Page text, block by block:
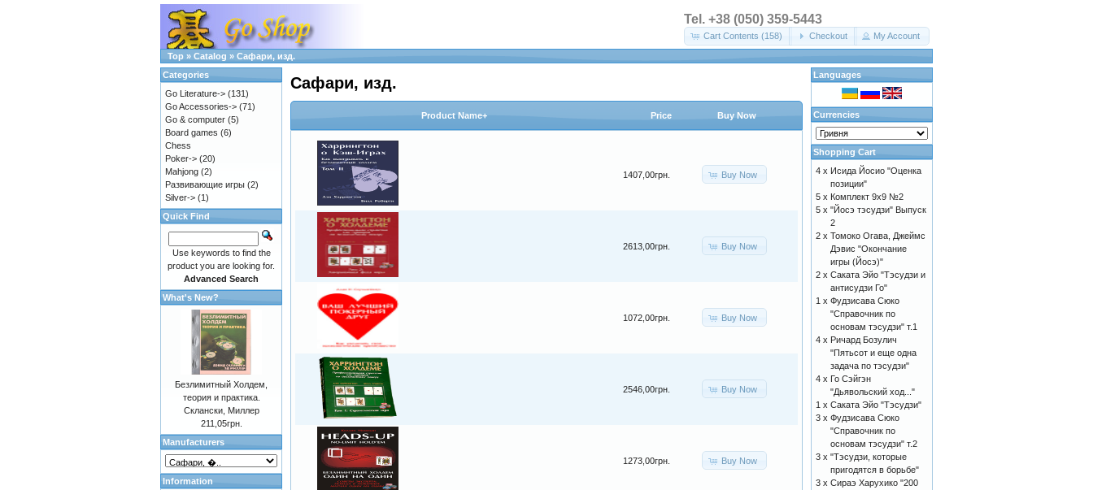
Tel. +38 (050) 359-5443
Cart Contents (158) Checkout My Account
Top » Catalog » Сафари, изд.
Сафари, изд.
Product Name+ Price Buy Now
1407,00грн. Buy Now
2613,00грн. Buy Now
1072,00грн. Buy Now
2546,00грн. Buy Now
1273,00грн. Buy Now
Categories
Go Literature-> (131)
Go Accessories-> (71)
Go & computer (5)
Board games (6)
Chess
Poker-> (20)
Mahjong (2)
Развивающие игры (2)
Silver-> (1)
Quick Find
Use keywords to find the
product you are looking for.
Advanced Search
What's New?
Безлимитный Холдем,
теория и практика.
Склански, Миллер
211,05грн.
Manufacturers
Information
Languages
Currencies
Shopping Cart
4 x Исида Йосио "Оценка
позиции"
5 x Комплект 9х9 №2
5 x "Йосэ тэсудзи" Выпуск
2
2 x Томоко Огава, Джеймс
Дэвис "Окончание
игры (Йосэ)"
2 x Саката Эйо "Тэсудзи и
антисудзи Го"
1 x Фудзисава Сюко
"Справочник по
основам тэсудзи" т.1
4 x Ричард Бозулич
"Пятьсот и еще одна
задача по тэсудзи"
4 x Го Сэйгэн
"Дьявольский ход..."
1 x Саката Эйо "Тэсудзи"
3 x Фудзисава Сюко
"Справочник по
основам тэсудзи" т.2
3 x "Тэсудзи, которые
пригодятся в борьбе"
3 x Сираэ Харухико "200